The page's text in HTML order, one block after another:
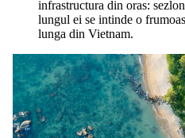
infrastructura din oras:
lungul ei se intinde o
lunga din Vietnam.